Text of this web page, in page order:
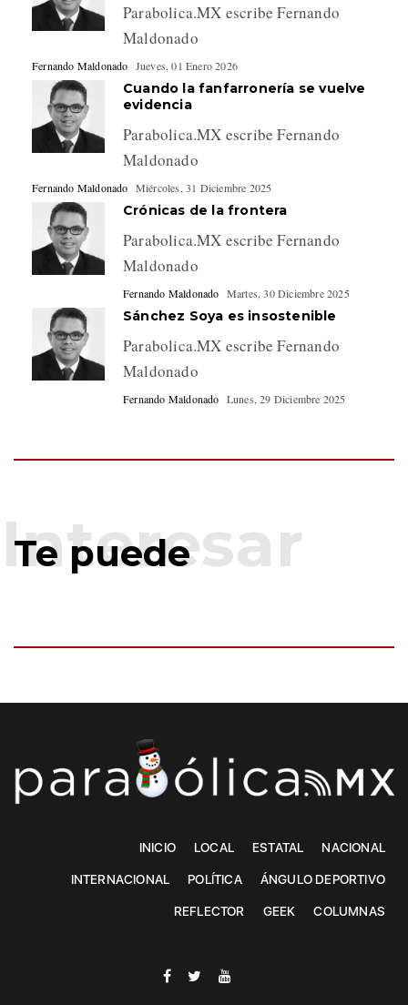
Parabolica.MX escribe Fernando
Maldonado
Fernando Maldonado Jueves, 01 Enero 2026
Cuando la fanfarronería se vuelve
evidencia
Parabolica.MX escribe Fernando
Maldonado
Fernando Maldonado Miércoles, 31 Diciembre 2025
Crónicas de la frontera
Parabolica.MX escribe Fernando
Maldonado
Fernando Maldonado Martes, 30 Diciembre 2025
Sánchez Soya es insostenible
Parabolica.MX escribe Fernando
Maldonado
Fernando Maldonado Lunes, 29 Diciembre 2025
Te puede
INICIO LOCAL ESTATAL NACIONAL
INTERNACIONAL POLÍTICA ÁNGULO DEPORTIVO
REFLECTOR GEEK COLUMNAS